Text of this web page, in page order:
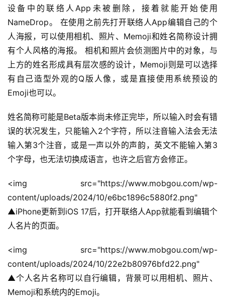
设备中的联络人App未被删除，接着就能开始使用
NameDrop。 在使用之前先打开联络人App编辑自己的个
人海报，可以使用相机、照片、Memoji和姓名简称设计拥
有个人风格的海报。 相机和照片会侦测图片中的对象，与
上方的姓名形成具有层次感的设计，Memoji则是可以选择
有自己造型外观的Q版人像，或是直接使用系统预设的
Emoji也可以。
姓名简称可能是Beta版本尚未修正完毕，所以输入时会有错
误的状况发生，只能输入2个字符，所以注音输入法会无法
输入第3个注音，或是一声以外的声韵，英文不能输入第3
个字母，也无法切换成语言，也许之后官方会修正。
<img src="https://www.mobgou.com/wp-
content/uploads/2024/10/e6bc1896c5880f2.png"
▲iPhone更新到iOS 17后，打开联络人App就能看到编辑个
人名片的页面。
<img src="https://www.mobgou.com/wp-
content/uploads/2024/10/22e2b80976bfd22.png"
▲个人名片名称可以自行编辑，背景可以用相机、照片、
Memoji和系统内的Emoji。